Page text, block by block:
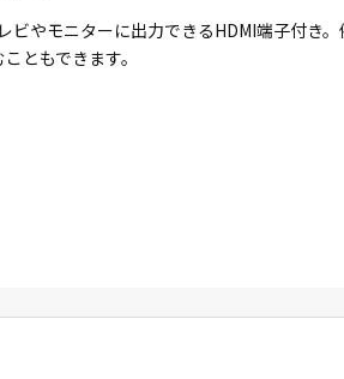
ビやモニターに出力できるHDMI端子付き
ともできます。